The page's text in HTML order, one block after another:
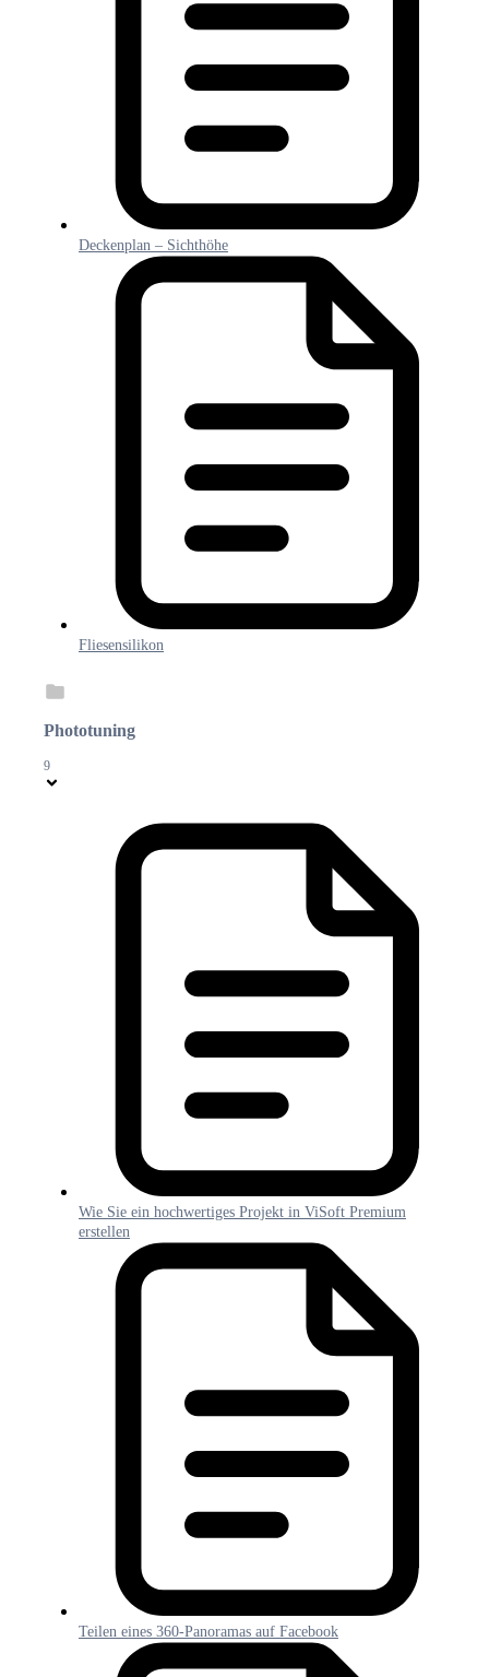
Deckenplan – Sichthöhe
Fliesensilikon
Phototuning
9
Wie Sie ein hochwertiges Projekt in ViSoft Premium
erstellen
Teilen eines 360-Panoramas auf Facebook